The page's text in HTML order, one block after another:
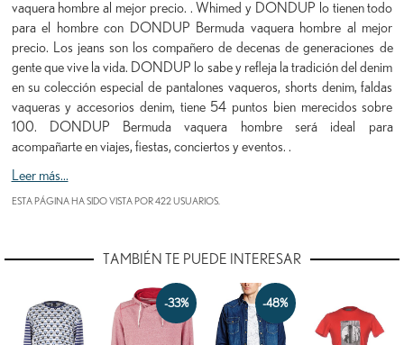
vaquera hombre al mejor precio. . Whimed y DONDUP lo tienen todo
para el hombre con DONDUP Bermuda vaquera hombre al mejor
precio. Los jeans son los compañero de decenas de generaciones de
gente que vive la vida. DONDUP lo sabe y refleja la tradición del denim
en su colección especial de pantalones vaqueros, shorts denim, faldas
vaqueras y accesorios denim, tiene 54 puntos bien merecidos sobre
100. DONDUP Bermuda vaquera hombre será ideal para
acompañarte en viajes, fiestas, conciertos y eventos. .
Leer más...
ESTA PÁGINA HA SIDO VISTA POR 422 USUARIOS.
TAMBIÉN TE PUEDE INTERESAR
-33% -48%